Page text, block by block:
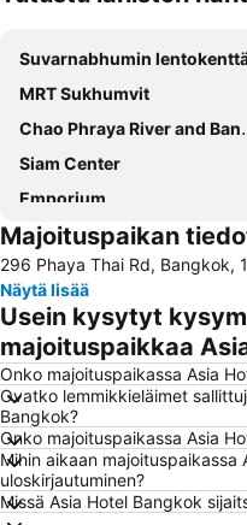
Suvarnabhumin
MRT Sukhumvit
Chao Phraya River and Bangkok Waterways Cruise including Wat Arun
Siam Center
Emporium
Terminal 21
BTS Siam
Bangkok Hua Lamphongin päärautatieasema
BTS Ekkamai
BTS Phrom Phong
Siam Square
Baiyoke Tower II
BTS Thong Lo
Wat Arun
Majoituspaikan
296 Phaya Thai Rd, Bangkok,
Näytä lisää
Usein kysytyt
majoituspaikkaa
Onko majoituspaikassa Asia
Ovatko lemmikkieläimet
Bangkok?
Onko majoituspaikassa Asia
Mihin aikaan majoituspaikassa
uloskirjautuminen?
Missä Asia Hotel Bangkok